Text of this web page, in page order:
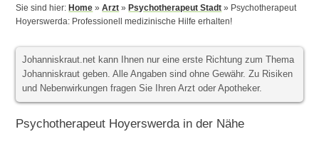
Sie sind hier:Home »Arzt »Psychotherapeut Stadt » Psychotherapeut
Hoyerswerda: Professionell medizinische Hilfe erhalten!
Johanniskraut.net kann Ihnen nur eine erste Richtung zum Thema
Johanniskraut geben. Alle Angaben sind ohne Gewähr. Zu Risiken
und Nebenwirkungen fragen Sie Ihren Arzt oder Apotheker.
Psychotherapeut Hoyerswerda in der Nähe